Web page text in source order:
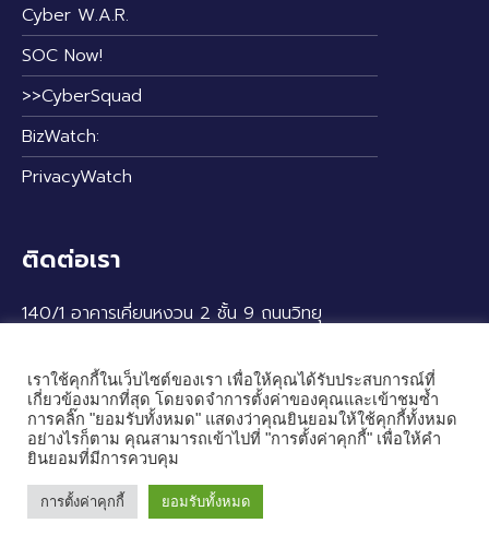
Cyber W.A.R.
SOC Now!
>>CyberSquad
BizWatch:
PrivacyWatch
ติดต่อเรา
140/1 อาคารเคี่ยนหงวน 2 ชั้น 9 ถนนวิทยุ
© 2024 — Cybertron Co., Ltd. All rights reserved.
เราใช้คุกกี้ในเว็บไซต์ของเรา เพื่อให้คุณได้รับประสบการณ์ที่
เกี่ยวข้องมากที่สุด โดยจดจำการตั้งค่าของคุณและเข้าชมซ้ำ
การคลิ๊ก "ยอมรับทั้งหมด" แสดงว่าคุณยินยอมให้ใช้คุกกี้ทั้งหมด
อย่างไรก็ตาม คุณสามารถเข้าไปที่ "การตั้งค่าคุกกี้" เพื่อให้คำ
ยินยอมที่มีการควบคุม
การตั้งค่าคุกกี้ ยอมรับทั้งหมด